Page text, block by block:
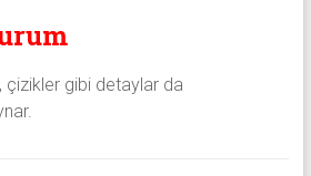
çizikler gibi detaylar da